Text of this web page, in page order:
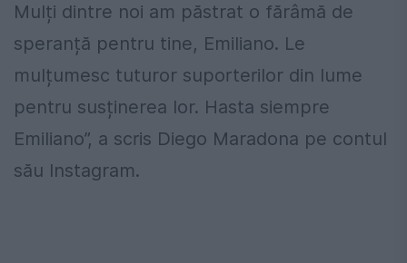
Mulți dintre noi am păstrat o fărâmă de
speranță pentru tine, Emiliano. Le
mulțumesc tuturor suporterilor din lume
pentru susținerea lor. Hasta siempre
Emiliano”, a scris Diego Maradona pe contul
său Instagram.